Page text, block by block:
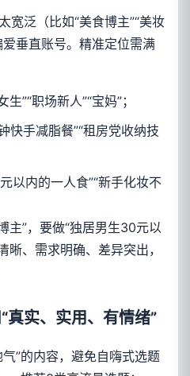
宽泛（比如“美食博主”“美妆
垂直账号。精准定位需满
生”“职场新人”“宝妈”；
快手减脂餐”“租房党收纳技
以内的一人食”“新手化妆不
主”，要做“独居男生30元以
、需求明确、差异突出，
真实、实用、有情绪”
”的内容，避免自嗨式选题